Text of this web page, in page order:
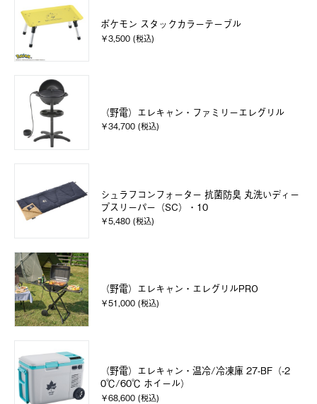
ポケモン スタックカラーテーブル
￥3,500 (税込)
（野電）エレキャン・ファミリーエレグリル
￥34,700 (税込)
シュラフコンフォーター 抗菌防臭 丸洗いディー
プスリーパー（SC）・10
￥5,480 (税込)
（野電）エレキャン・エレグリルPRO
￥51,000 (税込)
（野電）エレキャン・温冷/冷凍庫 27-BF（-2
0℃/60℃ ホイール）
￥68,600 (税込)